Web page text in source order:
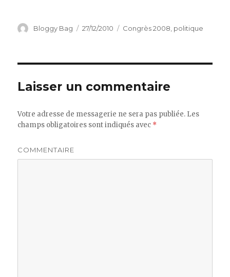
Auteur
Bloggy Bag
Publié
27/12/2010 Catégories
Congrès 2008 politique
Laisser un commentaire
Votre adresse de messagerie ne sera pas publiée. Les
champs obligatoires sont indiqués avec *
COMMENTAIRE